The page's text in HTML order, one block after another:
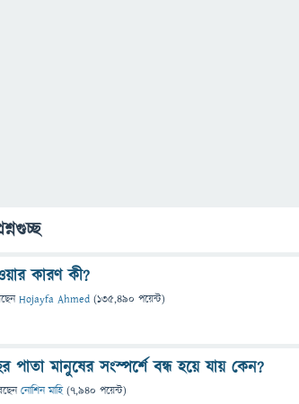
কারণ কী?
Hojayfa Ahmed (135,490 পয়েন্ট)
মানুষের সংস্পর্শে বন্ধ হয়ে যায় কেন?
নোশিন মাহি (7,940 পয়েন্ট)